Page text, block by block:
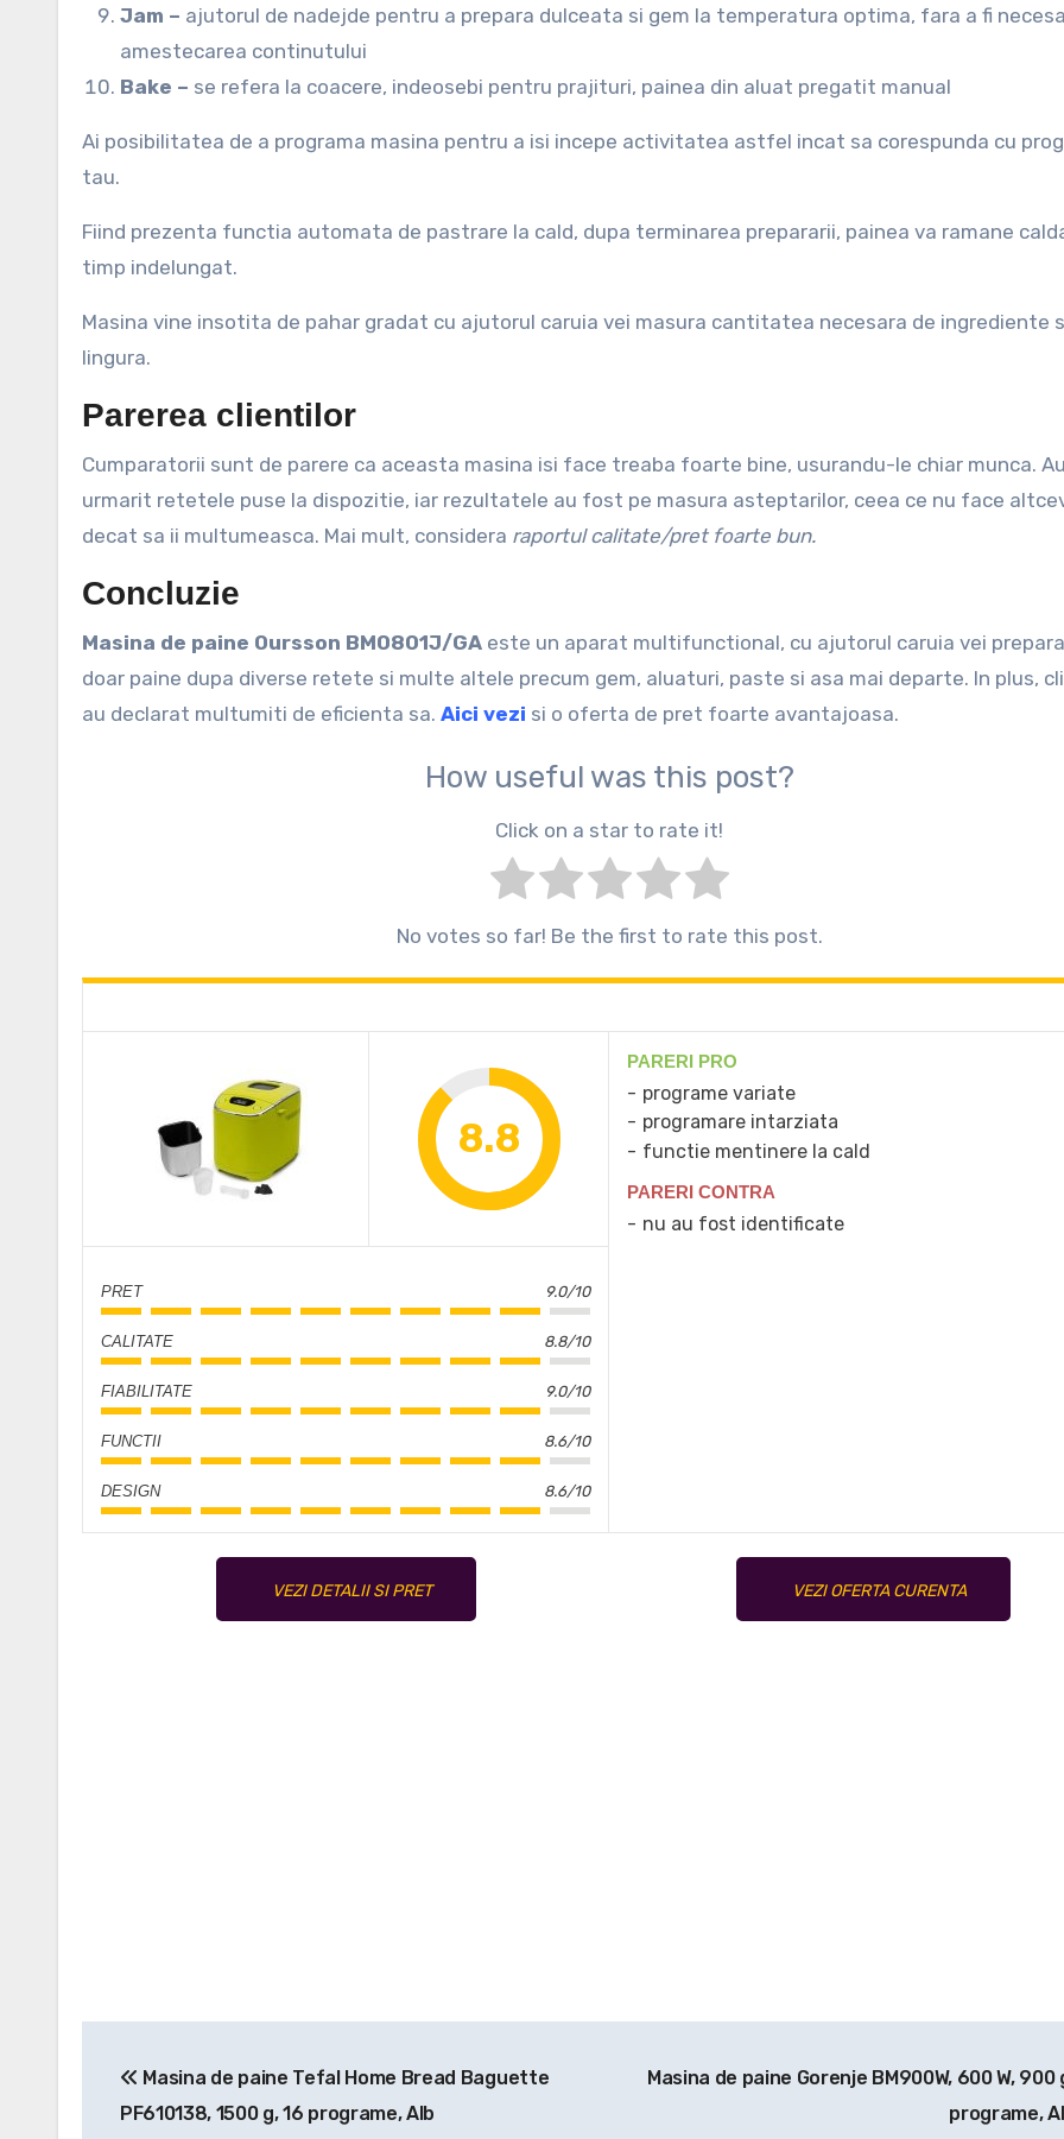
Jam – ajutorul de nadejde pentru a prepara dulceata si gem la temperatura optima, fara a fi
amestecarea continutului
Bake – se refera la coacere, indeosebi pentru prajituri, painea din aluat pregatit manual
Ai posibilitatea de a programa masina pentru a isi incepe activitatea astfel incat sa corespunda cu
tau.
Fiind prezenta functia automata de pastrare la cald, dupa terminarea prepararii, painea va ramane
timp indelungat.
Masina vine insotita de pahar gradat cu ajutorul caruia vei masura cantitatea necesara de ingrediente
lingura.
Parerea clientilor
Cumparatorii sunt de parere ca aceasta masina isi face treaba foarte bine, usurandu-le chiar munca. Au
urmarit retetele puse la dispozitie, iar rezultatele au fost pe masura asteptarilor, ceea ce nu face
decat sa ii multumeasca. Mai mult, considera raportul calitate/pret foarte bun.
Concluzie
Masina de paine Oursson BM0801J/GA este un aparat multifunctional, cu ajutorul caruia vei
doar paine dupa diverse retete si multe altele precum gem, aluaturi, paste si asa mai departe. In plus,
au declarat multumiti de eficienta sa. Aici vezi si o oferta de pret foarte avantajoasa.
How useful was this post?
Click on a star to rate it!
No votes so far! Be the first to rate this post.
8.8
PRET 9.0/10
CALITATE 8.8/10
FIABILITATE 9.0/10
FUNCTII 8.6/10
DESIGN 8.6/10
PARERI PRO
programe variate
programare intarziata
functie mentinere la cald
PARERI CONTRA
nu au fost identificate
VEZI DETALII SI PRET VEZI OFERTA CURENTA
Masina de paine Tefal Home Bread Baguette
PF610138, 1500 g, 16 programe, Alb
Masina de paine Gorenje BM900W, 600 W, 900
programe,